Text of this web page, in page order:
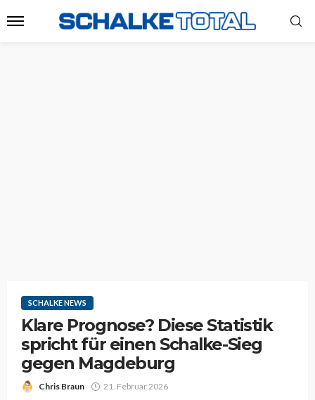
SCHALKE NEWS
Klare Prognose? Diese Statistik
spricht für einen Schalke-Sieg
gegen Magdeburg
Chris Braun 21. Februar 2026